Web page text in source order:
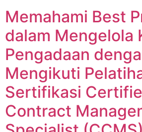
Memahami Best
dalam Mengelola
Pengadaan
Mengikuti
Sertifikasi
Contract